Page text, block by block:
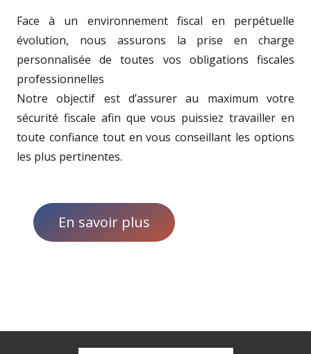
Face à un environnement fiscal en perpétuelle
évolution, nous assurons la prise en charge
personnalisée de toutes vos obligations fiscales
professionnelles
Notre objectif est d’assurer au maximum votre
sécurité fiscale afin que vous puissiez travailler en
toute confiance tout en vous conseillant les options
les plus pertinentes.
En savoir plus